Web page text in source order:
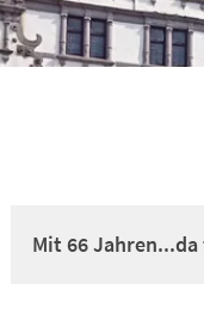
Mit 66